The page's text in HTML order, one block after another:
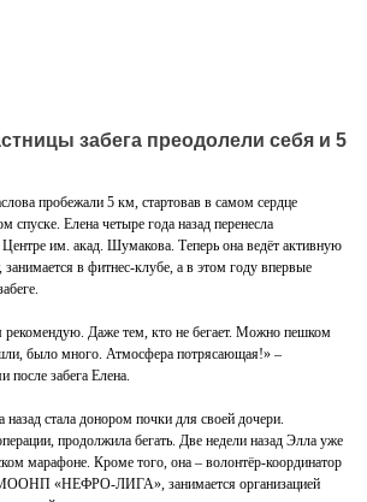
забега преодолели себя и 5
пробежали 5 км, стартовав в самом сердце
спуске. Елена четыре года назад перенесла
Центре им. акад. Шумакова. Теперь она ведёт активную
занимается в фитнес-клубе, а в этом году впервые
Даже тем, кто не бегает. Можно пешком
было много. Атмосфера потрясающая!» ‒
после забега Елена.
назад стала донором почки для своей дочери.
продолжила бегать. Две недели назад Элла уже
марафоне. Кроме того, она ‒ волонтёр-координатор
«НЕФРО-ЛИГА», занимается организацией